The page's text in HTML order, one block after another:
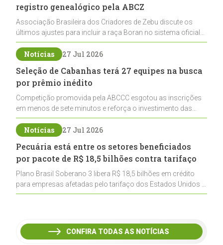
registro genealógico pela ABCZ
Associação Brasileira dos Criadores de Zebu discute os
últimos ajustes para incluir a raça Boran no sistema oficial
de registros, abrindo caminho para sua expansão na
pecuária nacional
Notícias 27 Jul 2026
Seleção de Cabanhas terá 27 equipes na busca
por prêmio inédito
Competição promovida pela ABCCC esgotou as inscrições
em menos de sete minutos e reforça o investimento das
cabanhas na seleção genética de Cavalos Crioulos voltados
ao laço
Notícias 27 Jul 2026
Pecuária está entre os setores beneficiados
por pacote de R$ 18,5 bilhões contra tarifaço
Plano Brasil Soberano 3 libera R$ 18,5 bilhões em crédito
para empresas afetadas pelo tarifaço dos Estados Unidos e
inclui a pecuária entre os setores estratégicos
CONFIRA TODAS AS NOTÍCIAS